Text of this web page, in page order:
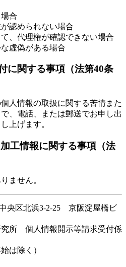
合
認められない場合
、代理権が確認できない場合
虚偽がある場合
に関する事項（法第40条
人情報の取扱に関する苦情また
、電話、または郵送でお申し出
上げます。
工情報に関する事項（法
ません。
央区北浜3-2-25 京阪淀屋橋ビ
所 個人情報開示等請求受付係
は除く）